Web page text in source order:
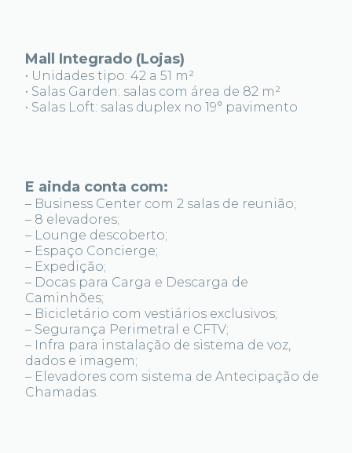
Mall Integrado (Lojas)
• Unidades tipo: 42 a 51 m²
• Salas Garden: salas com área de 82 m²
• Salas Loft: salas duplex no 19° pavimento
E ainda conta com:
– Business Center com 2 salas de reunião;
– 8 elevadores;
– Lounge descoberto;
– Espaço Concierge;
– Expedição;
– Docas para Carga e Descarga de
Caminhões;
– Bicicletário com vestiários exclusivos;
– Segurança Perimetral e CFTV;
– Infra para instalação de sistema de voz,
dados e imagem;
– Elevadores com sistema de Antecipação de
Chamadas.